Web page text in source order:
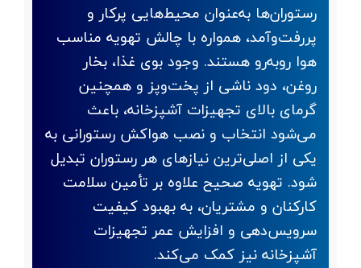
رستوران‌ها به‌عنوان محیط‌هایی پرکار و
پررفت‌وآمد، همواره با چالش تهویه مناسب
هوا روبه‌رو هستند. وجود بوی غذا، بخار
روغن، دود ناشی از پخت‌وپز و همچنین
گرمای بالای تجهیزات آشپزخانه، باعث
می‌شود انتخاب و نصب هواکش رستورانی به
یکی از اصلی‌ترین نیازهای هر رستوران تبدیل
شود. تهویه صحیح علاوه بر تأمین سلامت
کارکنان و مشتریان، به بهبود کیفیت
سرویس‌دهی و افزایش عمر تجهیزات
آشپزخانه نیز کمک می‌کند.